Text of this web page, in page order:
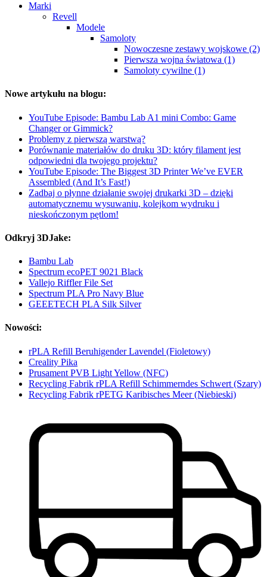
Marki
Revell
Modele
Samoloty
Nowoczesne zestawy wojskowe (2)
Pierwsza wojna światowa (1)
Samoloty cywilne (1)
Nowe artykułu na blogu:
YouTube Episode: Bambu Lab A1 mini Combo: Game
Changer or Gimmick?
Problemy z pierwszą warstwą?
Porównanie materiałów do druku 3D: który filament jest
odpowiedni dla twojego projektu?
YouTube Episode: The Biggest 3D Printer We’ve EVER
Assembled (And It’s Fast!)
Zadbaj o płynne działanie swojej drukarki 3D – dzięki
automatycznemu wysuwaniu, kolejkom wydruku i
nieskończonym pętlom!
Odkryj 3DJake:
Bambu Lab
Spectrum ecoPET 9021 Black
Vallejo Riffler File Set
Spectrum PLA Pro Navy Blue
GEEETECH PLA Silk Silver
Nowości:
rPLA Refill Beruhigender Lavendel (Fioletowy)
Creality Pika
Prusament PVB Light Yellow (NFC)
Recycling Fabrik rPLA Refill Schimmerndes Schwert (Szary)
Recycling Fabrik rPETG Karibisches Meer (Niebieski)